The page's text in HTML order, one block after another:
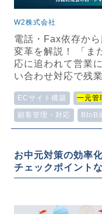
W2株式会社
電話・Fax依存か
変革を解説！ 「ま
応に追われて営業
い合わせ対応で残
ECサイト構築 一元管
顧客管理・対応 BtoB
お中元対策の効率
チェックポイント